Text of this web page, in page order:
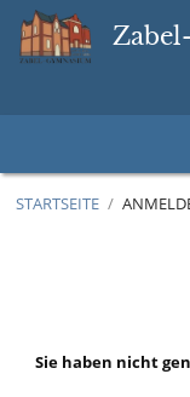
STARTSEITE /
Sie haben nicht